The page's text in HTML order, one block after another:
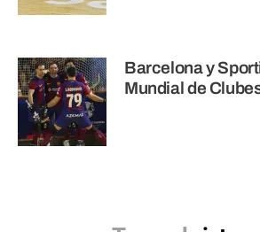
Barcelona y
Mundial de